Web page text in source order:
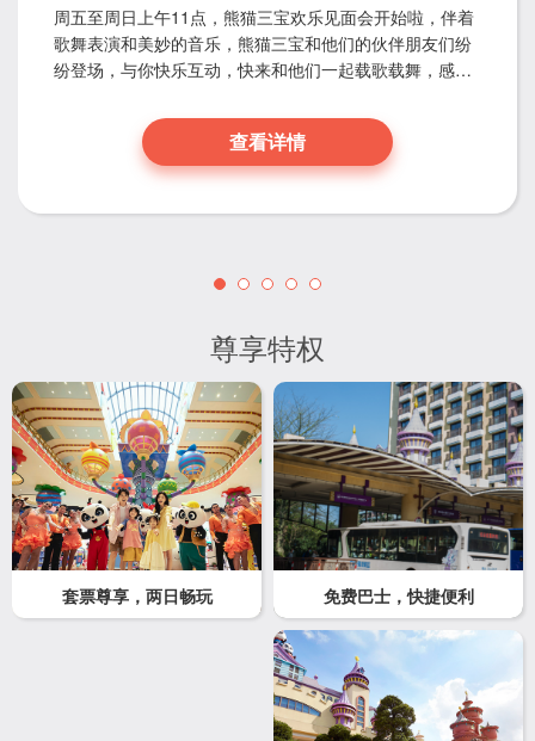
周五至周日上午11点，熊猫三宝欢乐见面会开始啦，伴着
歌舞表演和美妙的音乐，熊猫三宝和他们的伙伴朋友们纷
纷登场，与你快乐互动，快来和他们一起载歌载舞，感受
查看详情
尊享特权
套票尊享，两日畅玩 免费巴士，快捷便利